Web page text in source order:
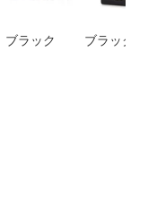
ブラック ブラック